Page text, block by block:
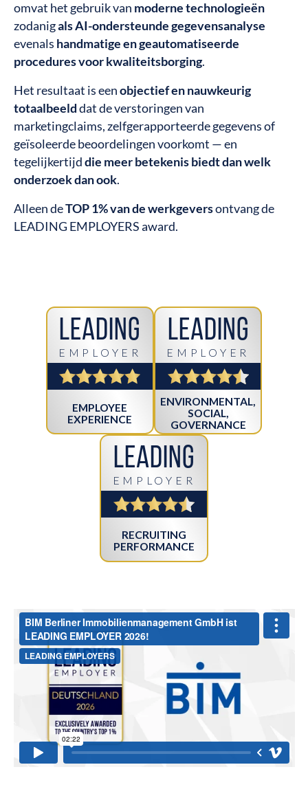
omvat het gebruik van moderne technologieën
zodanigals AI-ondersteunde gegevensanalyse
evenals handmatige en geautomatiseerde
procedures voor kwaliteitsborging.
Het resultaat is eenobjectief en nauwkeurig
totaalbeelddat de verstoringen van
marketingclaims, zelfgerapporteerde gegevens of
geïsoleerde beoordelingen voorkomt — en
tegelijkertijddie meer betekenis biedt dan welk
onderzoek dan ook.
Alleen deTOP 1% van de werkgeversontvang de
LEADING EMPLOYERS award.
Leading
EMPLOYER
EMPLOYEE
EXPERIENCE
Leading
EMPLOYER
ENVIRONMENTAL,
SOCIAL,
GOVERNANCE
Leading
EMPLOYER
RECRUITING
PERFORMANCE